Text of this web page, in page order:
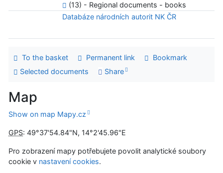
(13) - Regional documents - books
Databáze národních autorit NK ČR
To the basket Permanent link
Bookmark
Selected documents
Share
Map
Show on map Mapy.cz
GPS: 49°37'54.84"N, 14°2'45.96"E
Pro zobrazení mapy potřebujete povolit analytické soubory
cookie v nastavení cookies.